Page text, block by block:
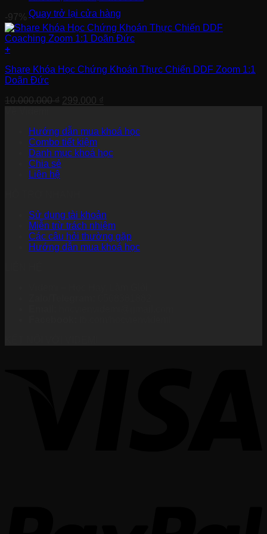
Quay trở lại cửa hàng
-97%
+
Share Khóa Học Chứng Khoán Thực Chiến DDF Zoom 1:1
Doãn Đức
10.000.000₫ Giá
10.000.000 ₫.
299.000 ₫
là:
Hướng dẫn mua khoá học
Combo tiết kiệm
Danh mục khoá học
Chia sẻ
Liên hệ
Sử dụng tài khoản
Miễn trừ trách nhiệm
Các câu hỏi thường gặp
Hướng dẫn mua khoá học